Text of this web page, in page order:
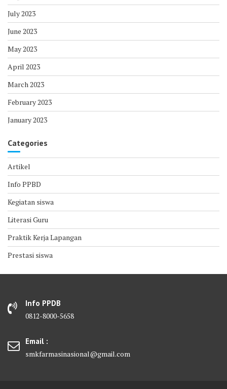
July 2023
June 2023
May 2023
April 2023
March 2023
February 2023
January 2023
Categories
Artikel
Info PPBD
Kegiatan siswa
Literasi Guru
Praktik Kerja Lapangan
Prestasi siswa
Info PPDB
0812-8000-5658
Email :
smkfarmasinasional@gmail.com